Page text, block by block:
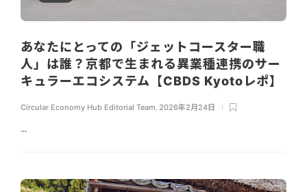
あなたにとっての「ジェットコースター職
人」は誰？京都で生まれる異業種連携のサー
キュラーエコシステム【CBDS Kyotoレポ】
Circular Economy Hub Editorial Team 2026年2月24日
...